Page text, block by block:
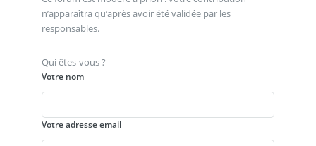
n’apparaîtra qu’après avoir été validée par les
responsables.
Qui êtes-vous ?
Votre nom
Votre adresse email